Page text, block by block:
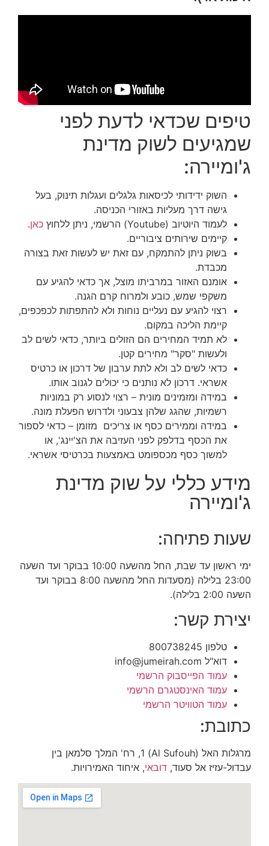
טיפים שכדאי לדעת לפני
שמגיעים לשוק מדינת
ג'ומיירה:
השוק ידידותי לכיסאות גלגלים ועגלות תינוק, בעל
גישה דרך מעליות באזורי הכניסה.
לעמוד היוטיוב (Youtube) הרשמי, ניתן ללחוץ
כאן.
קיימים שירותים ציבוריים.
בשוק ניתן להתמקח, עם זאת יש לעשות זאת בצורה
מכבדת.
אומנם האזור במרביתו מוצל, אך כדאי להגיע עם
משקפי שמש, כובע ולמרוח קרם הגנה.
רצוי להגיע עם נעליים נוחות ולא להתפתות לכפכפים,
קיימת הליכה במקום.
לא תמיד המחירים הם הזולים ביותר, כדאי לשים לב
ולעשות "סקר" מחירים קטן.
כדאי לשים לב ולא לתת ערבון של דרכון או כרטיס
אשראי. דרכון לא נותנים כי יכולים לגנוב אותו.
במידה ומזמינים מונית – רצוי לנסוע רק במוניות
רשמיות, שהגג שלהן צבעוני ולדרוש הפעלת מונה.
במידה וממירים כסף או צריכים מזומן – כדאי לספור
את הכסף בדלפק לפני העזיבה את הצ'יינג', או
למשוך כסף מכספומט באמצעות בכרטיסי אשראי.
מידע כללי על שוק מדינת
ג'ומיירה
שעות פתיחה:
ימי ראשון עד שבת, החל מהשעה 10:00 בבוקר ועד השעה
23:00 בלילה (מסעדות החל מהשעה 8:00 בבוקר ועד
השעה 2:00 בלילה).
יצירת קשר:
טלפון 800738245
דוא"ל info@jumeirah.com
עמוד הפייסבוק הרשמי
עמוד האינסטגרם הרשמי
עמוד הטוויטר הרשמי
כתובת:
מרגלות האל (Al Sufouh) 1, רח' המלך סלמאן בין
עבדול-עזיז אל סעוד, דובאי, איחוד האמירויות.